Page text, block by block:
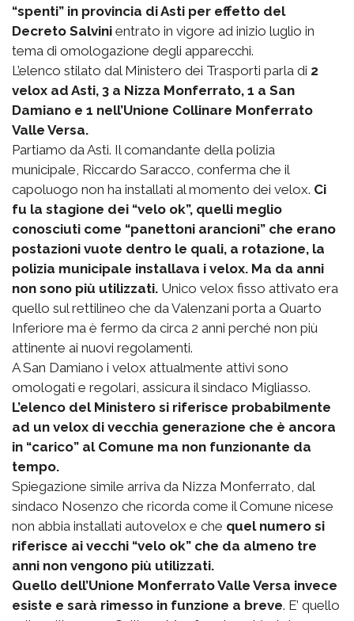
“spenti” in provincia di Asti per effetto del
Decreto Salvini entrato in vigore ad inizio luglio in
tema di omologazione degli apparecchi.
L’elenco stilato dal Ministero dei Trasporti parla di 2
velox ad Asti, 3 a Nizza Monferrato, 1 a San
Damiano e 1 nell’Unione Collinare Monferrato
Valle Versa.
Partiamo da Asti. Il comandante della polizia
municipale, Riccardo Saracco, conferma che il
capoluogo non ha installati al momento dei velox. Ci
fu la stagione dei “velo ok”, quelli meglio
conosciuti come “panettoni arancioni” che erano
postazioni vuote dentro le quali, a rotazione, la
polizia municipale installava i velox. Ma da anni
non sono più utilizzati. Unico velox fisso attivato era
quello sul rettilineo che da Valenzani porta a Quarto
Inferiore ma è fermo da circa 2 anni perché non più
attinente ai nuovi regolamenti.
A San Damiano i velox attualmente attivi sono
omologati e regolari, assicura il sindaco Migliasso.
L’elenco del Ministero si riferisce probabilmente
ad un velox di vecchia generazione che è ancora
in “carico” al Comune ma non funzionante da
tempo.
Spiegazione simile arriva da Nizza Monferrato, dal
sindaco Nosenzo che ricorda come il Comune nicese
non abbia installati autovelox e che quel numero si
riferisce ai vecchi “velo ok” che da almeno tre
anni non vengono più utilizzati.
Quello dell’Unione Monferrato Valle Versa invece
esiste e sarà rimesso in funzione a breve. E’ quello